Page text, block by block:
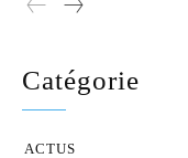
Catégorie
ACTUS